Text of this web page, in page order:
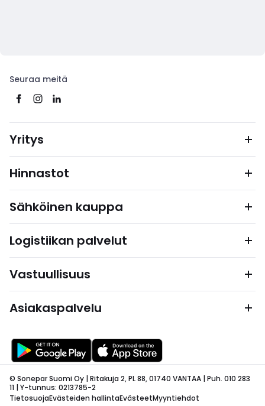
Seuraa meitä
Yritys
Hinnastot
Sähköinen kauppa
Logistiikan palvelut
Vastuullisuus
Asiakaspalvelu
© Sonepar Suomi Oy | Ritakuja 2, PL 88, 01740 VANTAA | Puh. 010 283
11 | Y-tunnus: 0213785-2
TietosuojaEvästeiden hallintaEvästeetMyyntiehdot